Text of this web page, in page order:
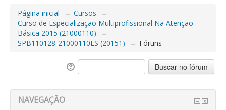
Página inicial → Cursos
→
Curso de Especialização Multiprofissional Na Atenção
Básica 2015 (21000110)
→
SPB110128-21000110ES (20151)
→ Fóruns
NAVEGAÇÃO